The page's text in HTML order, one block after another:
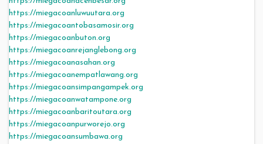
https://miegacoanluwuutara.org
https://miegacoantobasamosir.org
https://miegacoanbuton.org
https://miegacoanrejanglebong.org
https://miegacoanasahan.org
https://miegacoanempatlawang.org
https://miegacoansimpangampek.org
https://miegacoanwatampone.org
https://miegacoanbaritoutara.org
https://miegacoanpurworejo.org
https://miegacoansumbawa.org